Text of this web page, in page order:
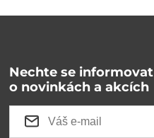
Nechte se informovat
o novinkách a akcích